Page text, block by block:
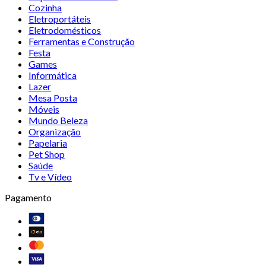
Cozinha
Eletroportáteis
Eletrodomésticos
Ferramentas e Construção
Festa
Games
Informática
Lazer
Mesa Posta
Móveis
Mundo Beleza
Organização
Papelaria
Pet Shop
Saúde
Tv e Vídeo
Pagamento